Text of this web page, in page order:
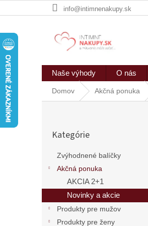
na
info@intimnenakupy.sk
Naše výhody O nás
Domov Akčná ponuka
l
kategórie
Kategórie
Zvýhodnené balíčky
Akčná ponuka
AKCIA 2+1
Novinky a akcie
Produkty pre mužov
Produkty pre ženy